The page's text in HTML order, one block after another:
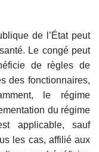
de l’État peut
Le congé peut
de règles de
des fonctionnaires,
le régime
du régime
applicable, sauf
les cas, affilié aux